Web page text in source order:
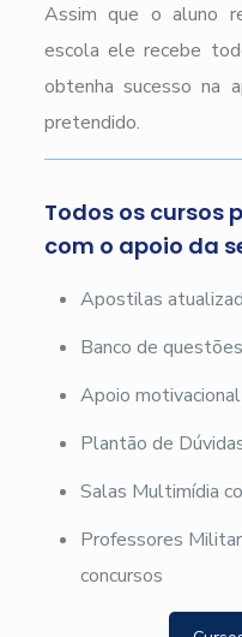
Assim que o aluno
escola ele recebe
obtenha sucesso na
pretendido.
Todos os cursos
com o apoio da
Apostilas
Banco de
Apoio
Plantão de
Salas Multimídia
Professores
concursos